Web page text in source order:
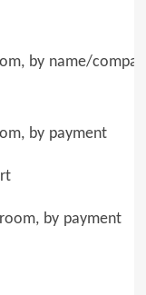
by name/
by payment
room, by payment